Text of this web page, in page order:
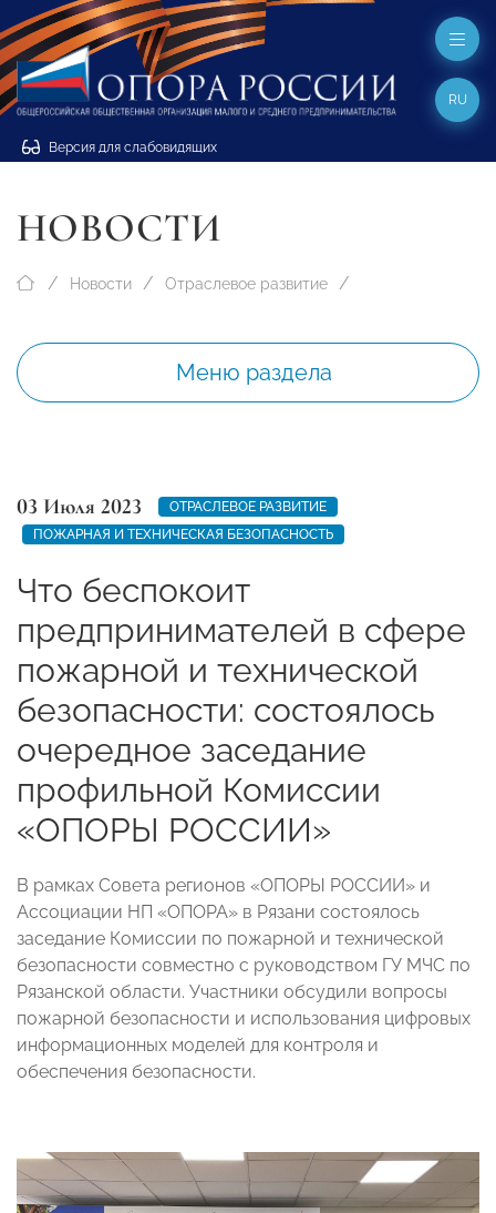
Версия для слабовидящих
RU
НОВОСТИ
Новости Отраслевое развитие
Меню раздела
03 Июля 2023
ОТРАСЛЕВОЕ РАЗВИТИЕ
ПОЖАРНАЯ И ТЕХНИЧЕСКАЯ БЕЗОПАСНОСТЬ
Что беспокоит
предпринимателей в сфере
пожарной и технической
безопасности: состоялось
очередное заседание
профильной Комиссии
«ОПОРЫ РОССИИ»
В рамках Совета регионов «ОПОРЫ РОССИИ» и
Ассоциации НП «ОПОРА» в Рязани состоялось
заседание Комиссии по пожарной и технической
безопасности совместно с руководством ГУ МЧС по
Рязанской области. Участники обсудили вопросы
пожарной безопасности и использования цифровых
информационных моделей для контроля и
обеспечения безопасности.